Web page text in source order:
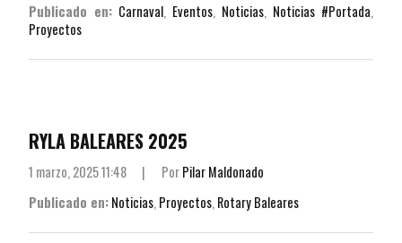
Publicado en: Carnaval, Eventos, Noticias, Noticias #Portada,
Proyectos
RYLA BALEARES 2025
1 marzo, 2025 11:48 | PorPilar Maldonado
Publicado en:Noticias, Proyectos, Rotary Baleares